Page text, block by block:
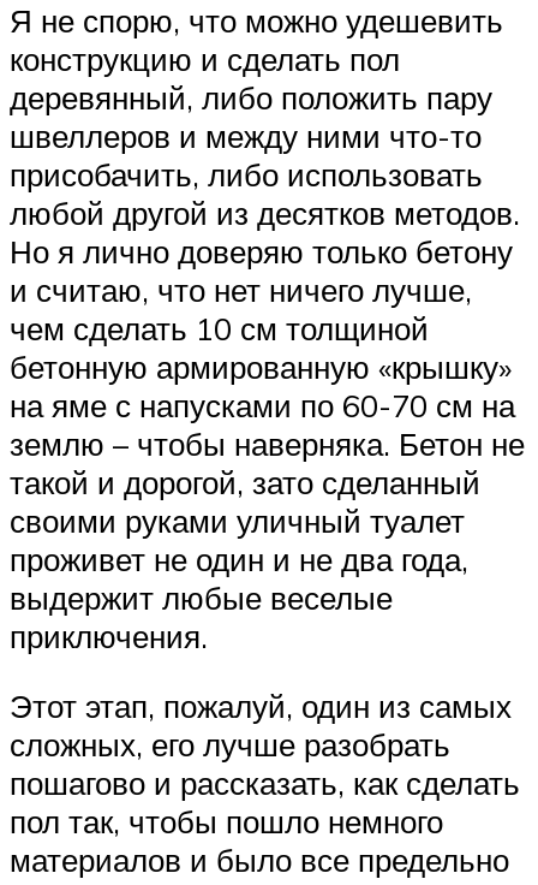
Я не спорю, что можно удешевить
конструкцию и сделать пол
деревянный, либо положить пару
швеллеров и между ними что-то
присобачить, либо использовать
любой другой из десятков методов.
Но я лично доверяю только бетону
и считаю, что нет ничего лучше,
чем сделать 10 см толщиной
бетонную армированную «крышку»
на яме с напусками по 60-70 см на
землю – чтобы наверняка. Бетон не
такой и дорогой, зато сделанный
своими руками уличный туалет
проживет не один и не два года,
выдержит любые веселые
приключения.
Этот этап, пожалуй, один из самых
сложных, его лучше разобрать
пошагово и рассказать, как сделать
пол так, чтобы пошло немного
материалов и было все предельно